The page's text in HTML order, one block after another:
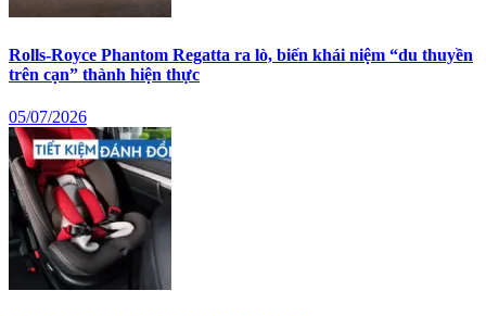
Rolls-Royce Phantom Regatta ra lò, biến khái niệm “du thuyền
trên cạn” thành hiện thực
05/07/2026